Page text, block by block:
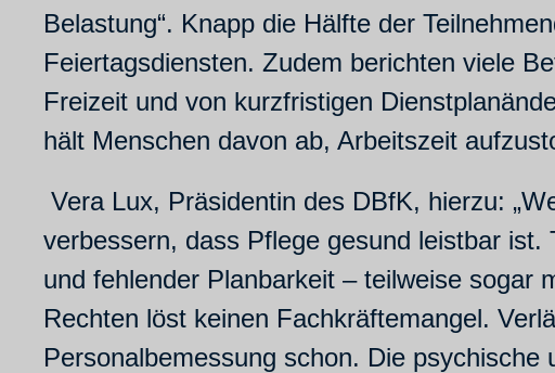
Belastung“. Knapp die Hälfte der
Feiertagsdiensten. Zudem berichten viele
Freizeit und von kurzfristigen
hält Menschen davon ab, Arbeitszeit
Vera Lux, Präsidentin des DBfK, hierzu:
verbessern, dass Pflege gesund leistbar
und fehlender Planbarkeit – teilweise sogar
Rechten löst keinen Fachkräftemangel.
Personalbemessung schon. Die